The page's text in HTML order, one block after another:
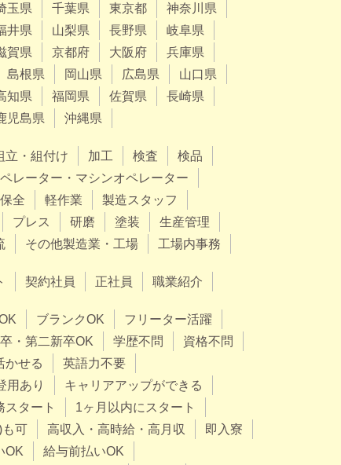
玉県 千葉県 東京都
神奈川県
井県 山梨県 長野県
岐阜県
賀県 京都府 大阪府
兵庫県
島根県 岡山県 広島県
山口県
知県 福岡県 佐賀県
長崎県
児島県 沖縄県
立・組付け 加工 検査
検品
レーター・マシンオペレーター
全 軽作業
製造スタッフ
プレス 研磨 塗装
生産管理
その他製造業・工場 工場内事務
契約社員 正社員 職業紹介
ブランクOK
フリーター活躍
・第二新卒OK 学歴不問
資格不問
かせる
英語力不要
用あり
キャリアアップができる
スタート
1ヶ月以内にスタート
も可 高収入・高時給・高月収
即入寮
OK
給与前払いOK